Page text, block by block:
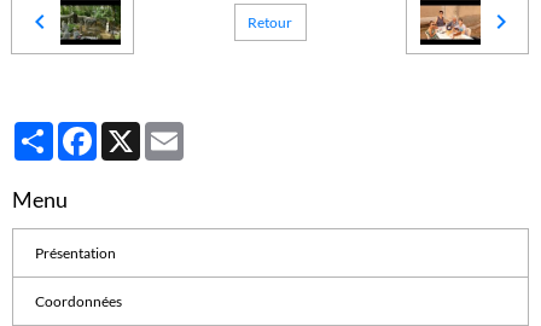
Retour
PartagerFacebook
X
Menu
Présentation
Coordonnées